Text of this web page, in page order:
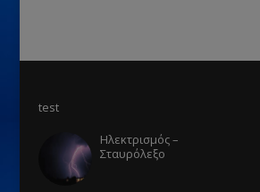
test
Ηλεκτρισμός –
Σταυρόλεξο